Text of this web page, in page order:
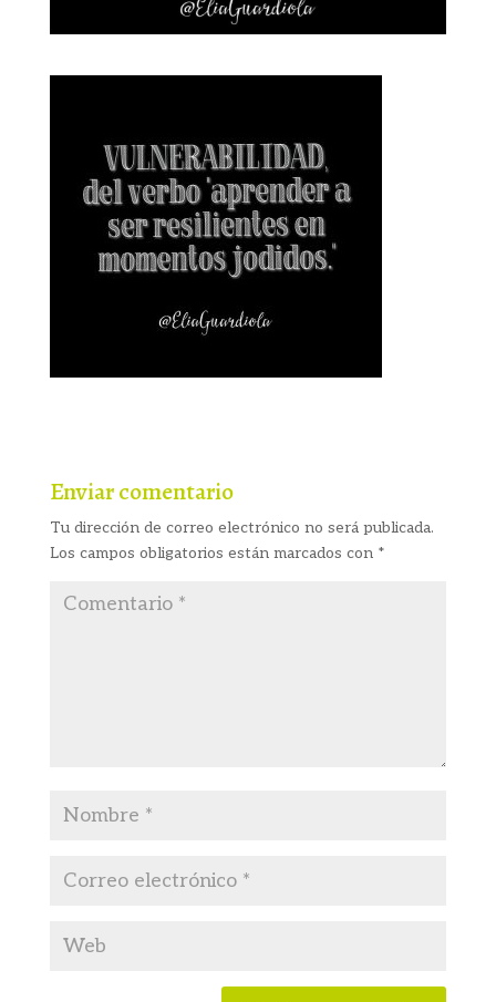
Enviar comentario
Tu dirección de correo electrónico no será publicada.
Los campos obligatorios están marcados con *